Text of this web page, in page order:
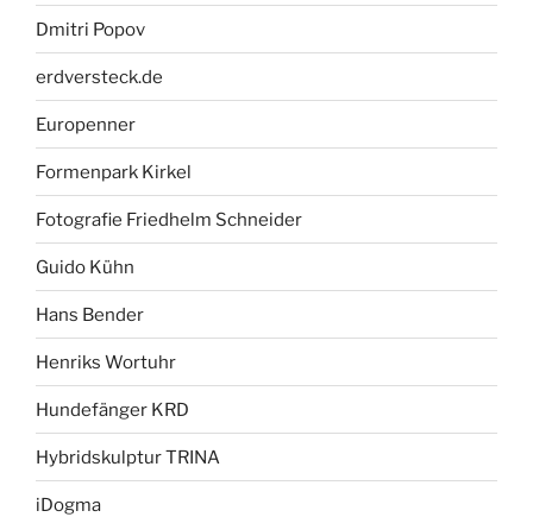
Dmitri Popov
erdversteck.de
Europenner
Formenpark Kirkel
Fotografie Friedhelm Schneider
Guido Kühn
Hans Bender
Henriks Wortuhr
Hundefänger KRD
Hybridskulptur TRINA
iDogma